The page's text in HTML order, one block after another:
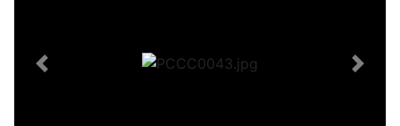
Previous Next